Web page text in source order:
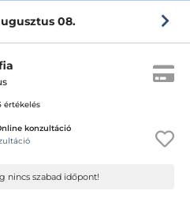
08.
értékelés
konzultáció
nincs szabad időpont!